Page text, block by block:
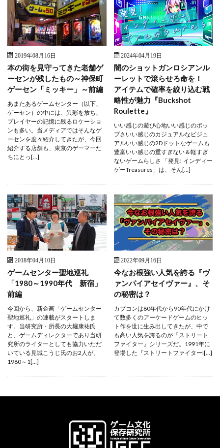
2019年08月16日
本の街を見守ってきた老舗ゲ
ーセンが残したもの～神保町
ゲーセン「ミッキー」～前編
あまたあるゲームセンター（以下、
ゲーセン）の中には、異彩を放ち、
プレイヤーの記憶に残るロケーショ
ンも多い。当メディアではそんなゲ
ーセンを度々紹介してきたが、今回
紹介する店舗も、東京のゲーマーた
ちにとっ[…]
2024年04月19日
闇のショットガンロシアンル
ーレットで滾らせろ命を！
アイテムで確率を絞り込む戦
略性が魅力『Buckshot
Roulette』
いい感じの遊び心地いい感じのポッ
プさいい感じのカジュアルなビジュ
アルいい感じの2Dドットなゲームも
豊富いい感じの重すぎない＆軽すぎ
ないゲームらしさ 「発見! インディー
ゲーTreasures」は、そん[…]
2018年04月10日
ゲームセンター聖地巡礼
「1980～1990年代 新宿」
前編
今回から、新企画「ゲームセンター
聖地巡礼」の連載がスタートしま
す。当研究所・所長の大堀康祐氏
と、ゲームディレクターであり当研
究所のライターとしても協力いただ
いている見城こうじ氏のお2人が、
1980～1[…]
2022年09月16日
今なお根強い人気を誇る『ヴ
ァンパイアセイヴァー』、そ
の秘密は？
カプコンは80年代から90年代にかけ
て数多くのアーケードゲームのヒッ
ト作を世に生み出してきたが、中で
も高い人気を誇るのが『ストリート
ファイター』シリーズだ。1991年に
登場した『ストリートファイターI[…]